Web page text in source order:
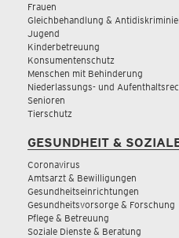
Frauen
Gleichbehandlung &
Jugend
Kinderbetreuung
Konsumentenschutz
Menschen mit Behinderung
Niederlassungs- und
Senioren
Tierschutz
GESUNDHEIT &
Coronavirus
Amtsarzt & Bewilligungen
Gesundheitseinrichtungen
Gesundheitsvorsorge & Forschung
Pflege & Betreuung
Soziale Dienste & Beratung